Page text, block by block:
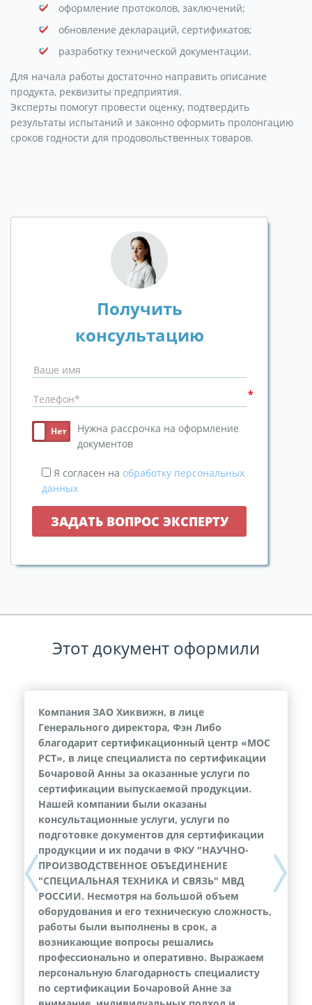
оформление протоколов, заключений;
обновление деклараций, сертификатов;
разработку технической документации.
Для начала работы достаточно направить описание
продукта, реквизиты предприятия.
Эксперты помогут провести оценку, подтвердить
результаты испытаний и законно оформить пролонгацию
сроков годности для продовольственных товаров.
Получить
консультацию
Нужна рассрочка на оформление
документов
Я согласен на обработку персональных
данных
Этот документ оформили
Компания ЗАО Хиквижн, в лице
Генерального директора, Фэн Либо
благодарит сертификационный центр «МОС
РСТ», в лице специалиста по сертификации
Бочаровой Анны за оказанные услуги по
сертификации выпускаемой продукции.
Нашей компании были оказаны
консультационные услуги, услуги по
подготовке документов для сертификации
продукции и их подачи в ФКУ "НАУЧНО-
ПРОИЗВОДСТВЕННОЕ ОБЪЕДИНЕНИЕ
"СПЕЦИАЛЬНАЯ ТЕХНИКА И СВЯЗЬ" МВД
РОССИИ. Несмотря на большой объем
оборудования и его техническую сложность,
работы были выполнены в срок, а
возникающие вопросы решались
профессионально и оперативно. Выражаем
персональную благодарность специалисту
по сертификации Бочаровой Анне за
Next